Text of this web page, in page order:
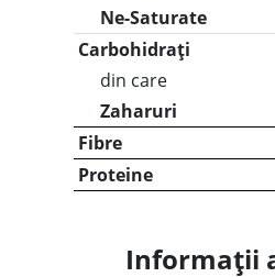
Ne-Saturate
Carbohidrați
din care
Zaharuri
Fibre
Proteine
Informații